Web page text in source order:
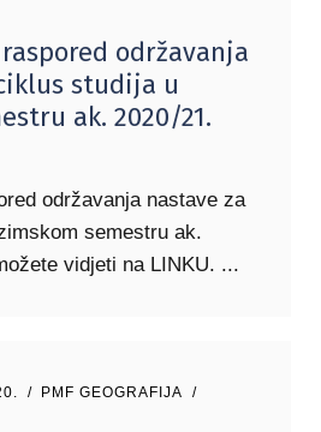
održavanja
studija u
ak. 2020/21.
održavanja nastave za
semestru ak.
vidjeti na LINKU.
PMF GEOGRAFIJA